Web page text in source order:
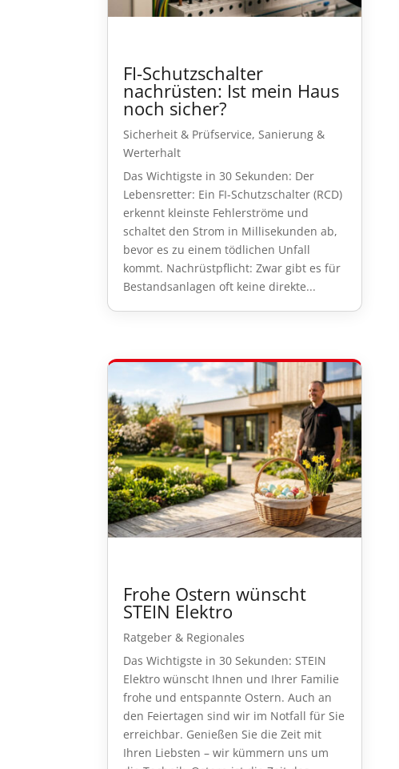
FI-Schutzschalter
nachrüsten: Ist mein Haus
noch sicher?
Sicherheit & Prüfservice,Sanierung &
Werterhalt
Das Wichtigste in 30 Sekunden: Der
Lebensretter: Ein FI-Schutzschalter (RCD)
erkennt kleinste Fehlerströme und
schaltet den Strom in Millisekunden ab,
bevor es zu einem tödlichen Unfall
kommt. Nachrüstpflicht: Zwar gibt es für
Bestandsanlagen oft keine direkte...
Frohe Ostern wünscht
STEIN Elektro
Ratgeber & Regionales
Das Wichtigste in 30 Sekunden: STEIN
Elektro wünscht Ihnen und Ihrer Familie
frohe und entspannte Ostern. Auch an
den Feiertagen sind wir im Notfall für Sie
erreichbar. Genießen Sie die Zeit mit
Ihren Liebsten – wir kümmern uns um